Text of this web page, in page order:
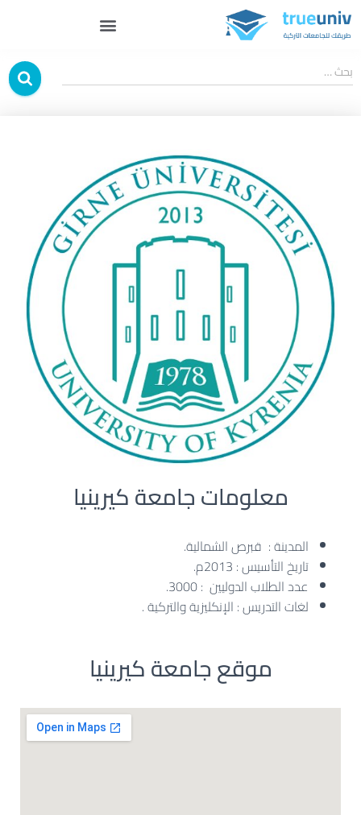
بحث …
معلومات جامعة كيرينيا
المدينة : قبرص الشمالية.
تاريخ التأسيس : 2013م.
عدد الطلاب الدوليين : 3000.
لغات التدريس : الإنكليزية والتركية .
موقع جامعة كيرينيا